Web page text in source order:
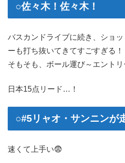
○佐々木！佐々木！
バスカンドライブに続き、ショッ
ーも打ち抜いてきてすごすぎる！
そもそも、ボール運び～エントリ
日本15点リード…！
○#5リャオ・サンニンが
速くて上手い😨